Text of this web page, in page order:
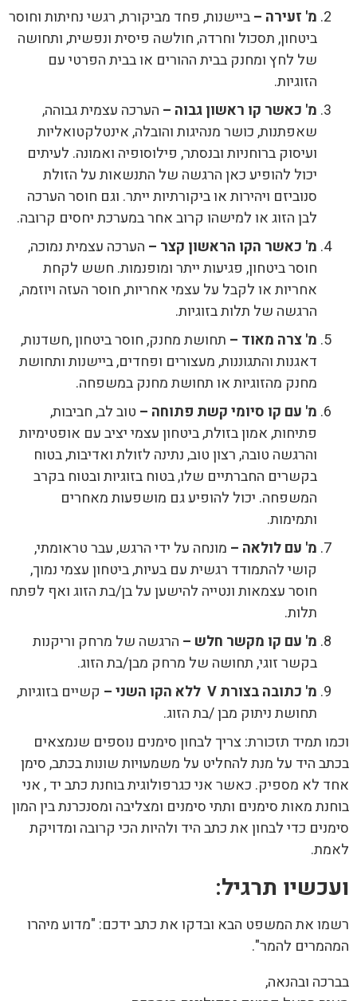
מ' זעירה –ביישנות, פחד מביקורת, רגשי נחיתות וחוסר
ביטחון, תסכול וחרדה, חולשה פיסית ונפשית, ותחושה
של לחץ ומחנק בבית ההורים או בבית הפרטי עם
הזוגיות.
מ' כאשר קו ראשון גבוה – הערכה עצמית גבוהה,
שאפתנות, כושר מנהיגות והובלה, אינטלקטואליות
ועיסוק ברוחניות ובנסתר, פילוסופיה ואמונה. לעיתים
יכול להופיע כאן הרגשה של התנשאות על הזולת
סנוביזם ויהירות או ביקורתיות ייתר. וגם חוסר הערכה
לבן הזוג או למישהו קרוב אחר במערכת יחסים קרובה.
מ' כאשר הקו הראשון קצר – הערכה עצמית נמוכה,
חוסר ביטחון, פגיעות ייתר ומופנמות. חשש לקחת
אחריות או לקבל על עצמי אחריות, חוסר העזה ויוזמה,
הרגשה של תלות בזוגיות.
מ' צרה מאוד – תחושת מחנק, חוסר ביטחון ,חשדנות,
דאגנות והתגוננות, מעצורים ופחדים, ביישנות ותחושת
מחנק מהזוגיות או תחושת מחנק במשפחה.
מ' עם קו סיומי קשת פתוחה – טוב לב, חביבות,
פתיחות, אמון בזולת, ביטחון עצמי יציב עם אופטימיות
והרגשה טובה, רצון טוב, נתינה לזולת ואדיבות, בטוח
בקשרים החברתיים שלו, בטוח בזוגיות ובטוח בקרב
המשפחה. יכול להופיע גם מושפעות מאחרים
ותמימות.
מ' עם לולאה – מונחה על ידי הרגש, עבר טראומתי,
קושי להתמודד רגשית עם בעיות, ביטחון עצמי נמוך,
חוסר עצמאות ונטייה להישען על בן/בת הזוג ואף לפתח
תלות.
מ' עם קו מקשר חלש – הרגשה של מרחק וריקנות
בקשר זוגי, תחושה של מרחק מבן/בת הזוג.
מ' כתובה בצורת V ללא הקו השני –
קשיים בזוגיות,
תחושת ניתוק מבן /בת הזוג.
וכמו תמיד תזכורת: צריך לבחון סימנים נוספים שנמצאים
בכתב היד על מנת להחליט על משמעויות שונות בכתב, סימן
אחד לא מספיק. כאשר אני כגרפולוגית בוחנת כתב יד , אני
בוחנת מאות סימנים ותתי סימנים ומצליבה ומסנכרנת בין המון
סימנים כדי לבחון את כתב היד ולהיות הכי קרובה ומדויקת
לאמת.
ועכשיו תרגיל:
רשמו את המשפט הבא ובדקו את כתב ידכם: "מדוע מיהרו
המהמרים להמר".
בברכה ובהנאה,